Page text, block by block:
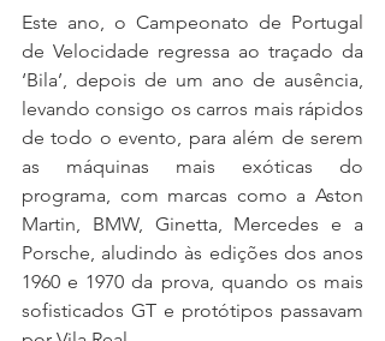
Este ano, o Campeonato de Portugal
de Velocidade regressa ao traçado da
‘Bila’, depois de um ano de ausência,
levando consigo os carros mais rápidos
de todo o evento, para além de serem
as máquinas mais exóticas do
programa, com marcas como a Aston
Martin, BMW, Ginetta, Mercedes e a
Porsche, aludindo às edições dos anos
1960 e 1970 da prova, quando os mais
sofisticados GT e protótipos passavam